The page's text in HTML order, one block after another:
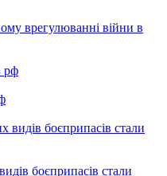
врегулюванні війни в
боєприпасів стали